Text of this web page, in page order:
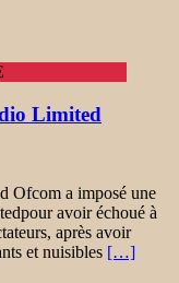
Limited
Ofcom a imposé une
avoir échoué à
après avoir
et nuisibles […]